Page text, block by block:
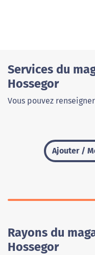
Services du
Hossegor
Vous pouvez
Ajouter /
Rayons du
Hossegor